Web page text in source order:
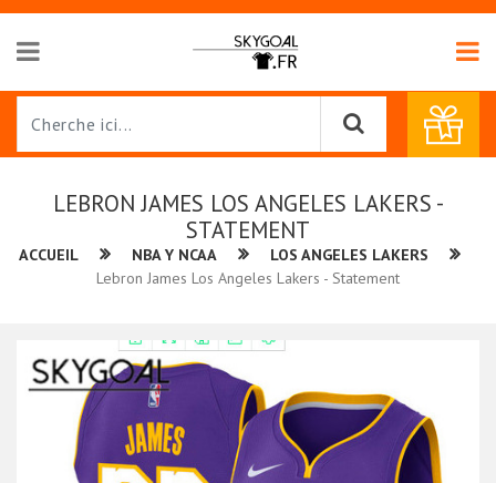
LEBRON JAMES LOS ANGELES LAKERS -
STATEMENT
ACCUEIL NBA Y NCAA
LOS ANGELES LAKERS
Lebron James Los Angeles Lakers - Statement